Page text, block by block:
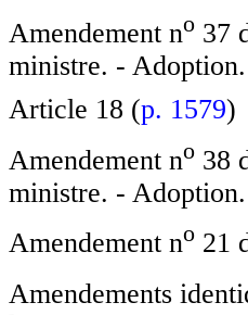
Amendement no 37
ministre. - Adoption.
Article 18 (p. 1579)
Amendement no 38
ministre. - Adoption.
Amendement no 21
Amendements